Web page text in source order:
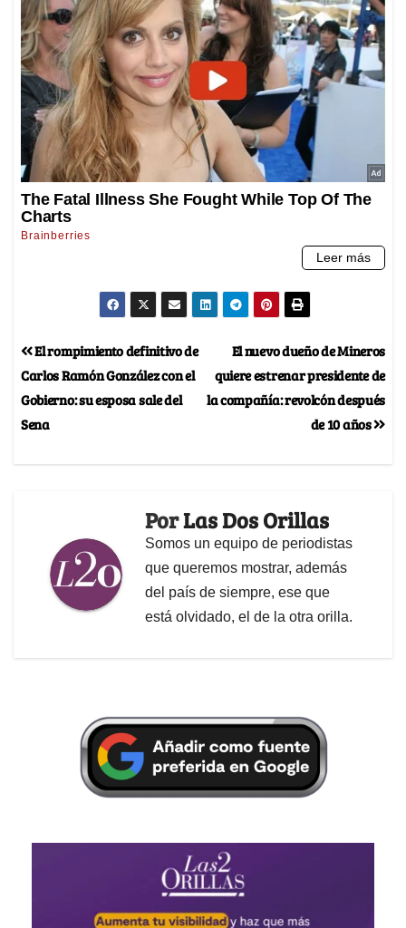
El nuevo dueño de Mineros
quiere estrenar presidente de
la compañía: revolcón después
de 10 años
El rompimiento definitivo de
Carlos Ramón González con el
Gobierno: su esposa sale del
Sena
PorLas Dos Orillas
Somos un equipo de periodistas
que queremos mostrar, además
del país de siempre, ese que
está olvidado, el de la otra orilla.